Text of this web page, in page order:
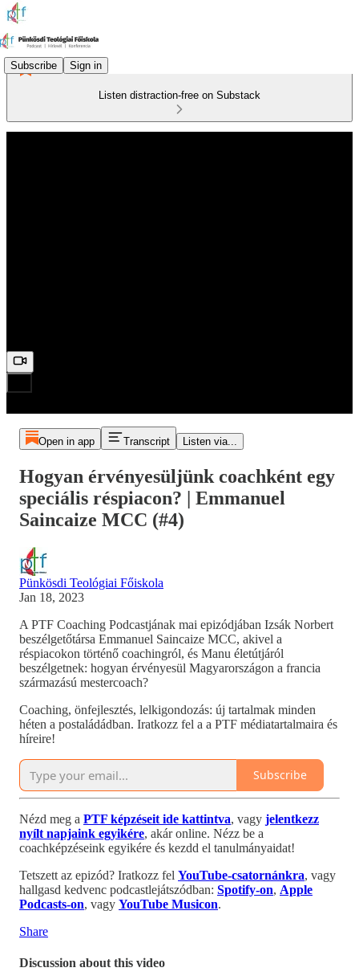
Subscribe Sign in
Listen distraction-free on Substack
Open in app Transcript Listen via...
Hogyan érvényesüljünk coachként egy
speciális réspiacon? | Emmanuel
Saincaize MCC (#4)
Pünkösdi Teológiai Főiskola
Jan 18, 2023
A PTF Coaching Podcastjának mai epizódjában Izsák Norbert
beszélgetőtársa Emmanuel Saincaize MCC, akivel a
réspiacokon történő coachingról, és Manu életútjáról
beszélgetnek: hogyan érvényesül Magyarországon a francia
származású mestercoach?
Coaching, önfejlesztés, lelkigondozás: új tartalmak minden
héten a postaládádban. Iratkozz fel a a PTF médiatartalmaira és
híreire!
Subscribe
Nézd meg a PTF képzéseit ide kattintva, vagy jelentkezz
nyílt napjaink egyikére, akár online. Nézz be a
coachképzéseink egyikére és kezdd el tanulmányaidat!
Tetszett az epizód? Iratkozz fel YouTube-csatornánkra, vagy
hallgasd kedvenc podcastlejátszódban: Spotify-on, Apple
Podcasts-on, vagy YouTube Musicon.
Share
Discussion about this video